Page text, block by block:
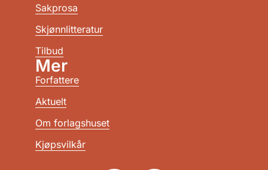
Sakprosa
Skjønnlitteratur
Tilbud
Mer
Forfattere
Aktuelt
Om forlagshuset
Kjøpsvilkår